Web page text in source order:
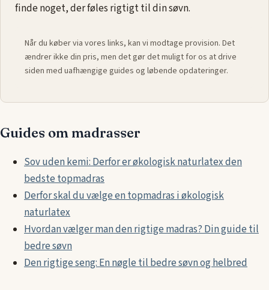
finde noget, der føles rigtigt til din søvn.
Når du køber via vores links, kan vi modtage provision. Det
ændrer ikke din pris, men det gør det muligt for os at drive
siden med uafhængige guides og løbende opdateringer.
Guides om madrasser
Sov uden kemi: Derfor er økologisk naturlatex den
bedste topmadras
Derfor skal du vælge en topmadras i økologisk
naturlatex
Hvordan vælger man den rigtige madras? Din guide til
bedre søvn
Den rigtige seng: En nøgle til bedre søvn og helbred